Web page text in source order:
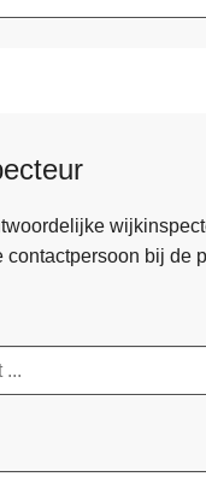
contactpersoon bij de